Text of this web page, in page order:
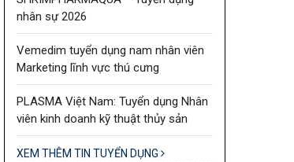
nhân sự 2026
Vemedim tuyển dụng nam nhân viên
Marketing lĩnh vực thú cưng
PLASMA Việt Nam: Tuyển dụng Nhân
viên kinh doanh kỹ thuật thủy sản
XEM THÊM TIN TUYỂN DỤNG